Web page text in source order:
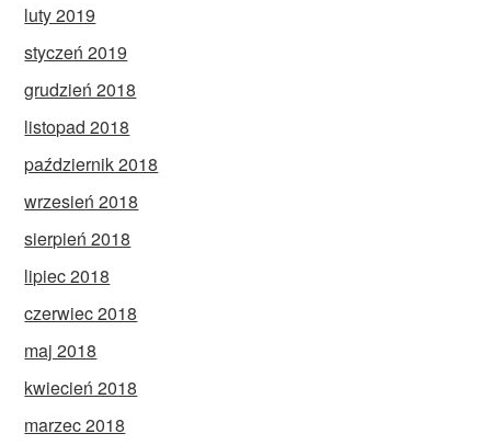
luty 2019
styczeń 2019
grudzień 2018
listopad 2018
październik 2018
wrzesień 2018
sierpień 2018
lipiec 2018
czerwiec 2018
maj 2018
kwiecień 2018
marzec 2018